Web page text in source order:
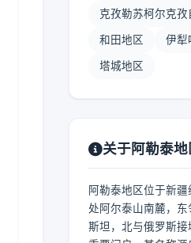
克孜勒苏柯尔克孜
和田地区 伊犁
塔城地区
关于阿勒泰地
阿勒泰地区位于新
处阿尔泰山南麓，
斯坦，北与俄罗斯